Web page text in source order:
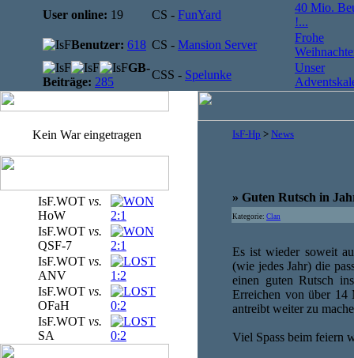
User online: 19 CS - FunYard
40 Mio.
!...
Benutzer: 618 CS - Mansion Server
Frohe
GB-
Beiträge: 285
CSS - Spelunke
Unser
Kein War eingetragen
IsF.WOT vs.
HoW
2:1
IsF.WOT vs.
QSF-7
2:1
IsF.WOT vs.
ANV
1:2
IsF.WOT vs.
OFaH
0:2
IsF.WOT vs.
SA
0:2
IsF-Hp > News
» Guten Rutsch in
Kategorie: Clan
Es ist wieder soweit
(wie jedes Jahr) die
einen guten Rutsch
Erreichen von über 14
antreibt weiter zu
Viel Spass beim feiern